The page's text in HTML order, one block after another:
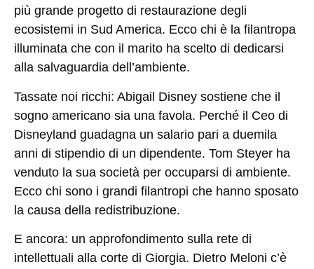
più grande progetto di restaurazione degli
ecosistemi in Sud America. Ecco chi è la filantropa
illuminata che con il marito ha scelto di dedicarsi
alla salvaguardia dell’ambiente.
Tassate noi ricchi: Abigail Disney sostiene che il
sogno americano sia una favola. Perché il Ceo di
Disneyland guadagna un salario pari a duemila
anni di stipendio di un dipendente. Tom Steyer ha
venduto la sua società per occuparsi di ambiente.
Ecco chi sono i grandi filantropi che hanno sposato
la causa della redistribuzione.
E ancora: un approfondimento sulla rete di
intellettuali alla corte di Giorgia. Dietro Meloni c’è